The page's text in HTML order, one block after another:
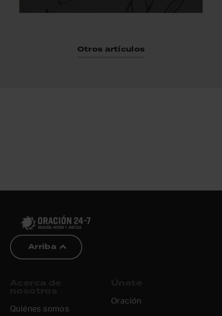
Otros artículos
Arriba
Quiénes somos
Oración